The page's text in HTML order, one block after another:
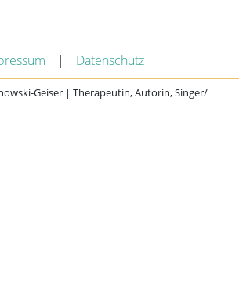
| Datenschutz
Geiser | Therapeutin, Autorin, Singer/